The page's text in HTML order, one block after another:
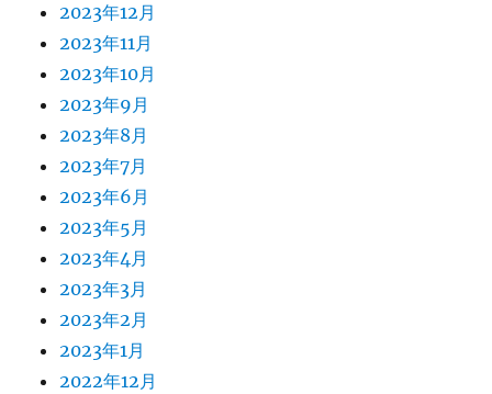
2023年12月
2023年11月
2023年10月
2023年9月
2023年8月
2023年7月
2023年6月
2023年5月
2023年4月
2023年3月
2023年2月
2023年1月
2022年12月